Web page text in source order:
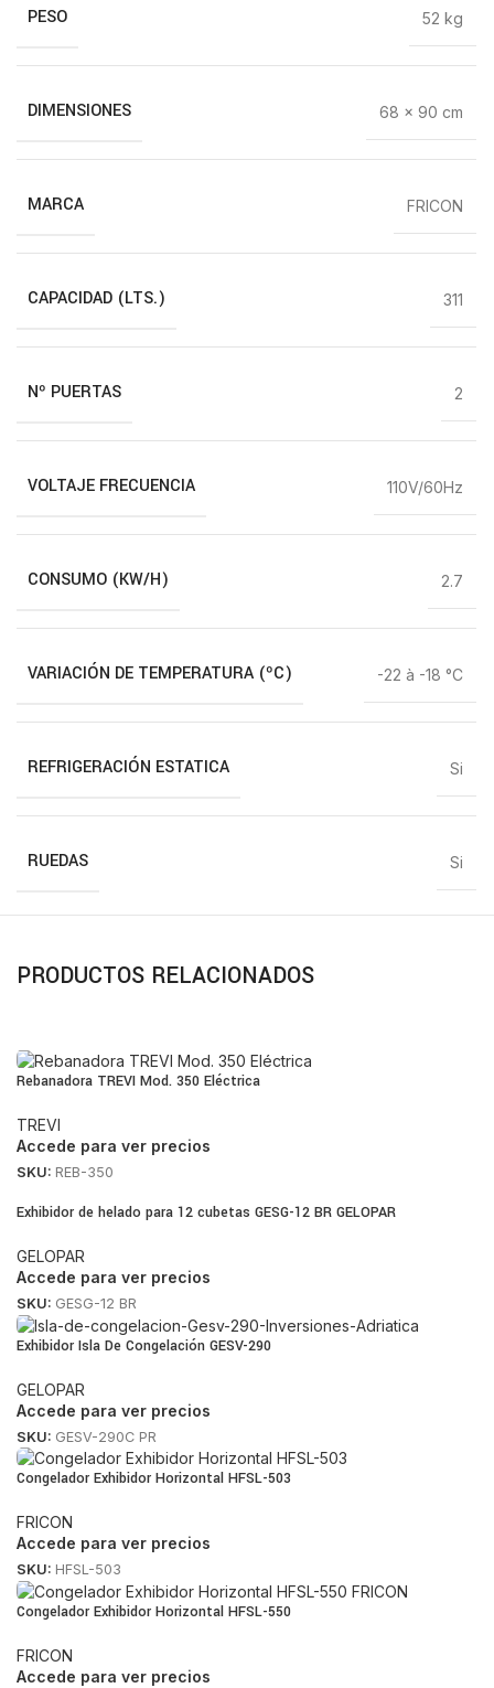
PESO 52 kg
DIMENSIONES 68 × 90 cm
MARCA FRICON
CAPACIDAD (LTS.) 311
Nº PUERTAS 2
VOLTAJE FRECUENCIA 110V/60Hz
CONSUMO (KW/H) 2.7
VARIACIÓN DE TEMPERATURA (ºC) -22 à -18 °C
REFRIGERACIÓN ESTATICA Si
RUEDAS Si
PRODUCTOS RELACIONADOS
Rebanadora TREVI Mod. 350 Eléctrica
TREVI
Accede para ver precios
SKU: REB-350
Exhibidor de helado para 12 cubetas GESG-12 BR GELOPAR
GELOPAR
Accede para ver precios
SKU: GESG-12 BR
Exhibidor Isla De Congelación GESV-290
GELOPAR
Accede para ver precios
SKU: GESV-290C PR
Congelador Exhibidor Horizontal HFSL-503
FRICON
Accede para ver precios
SKU: HFSL-503
Congelador Exhibidor Horizontal HFSL-550
FRICON
Accede para ver precios